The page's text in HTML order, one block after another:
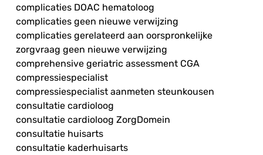
complicaties DOAC hematoloog
complicaties geen nieuwe verwijzing
complicaties gerelateerd aan oorspronkelijke
zorgvraag geen nieuwe verwijzing
comprehensive geriatric assessment CGA
compressiespecialist
compressiespecialist aanmeten steunkousen
consultatie cardioloog
consultatie cardioloog ZorgDomein
consultatie huisarts
consultatie kaderhuisarts